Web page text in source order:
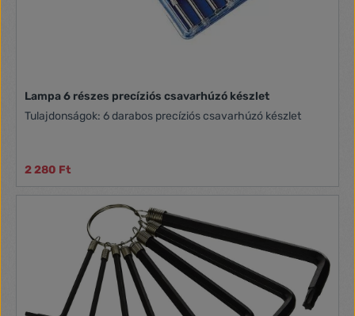
Lampa 6 részes precíziós csavarhúzó készlet
Tulajdonságok: 6 darabos precíziós csavarhúzó készlet
2 280 Ft